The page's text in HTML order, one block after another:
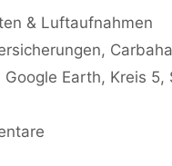
& Luftaufnahmen
,
Google Earth, Kreis 5,